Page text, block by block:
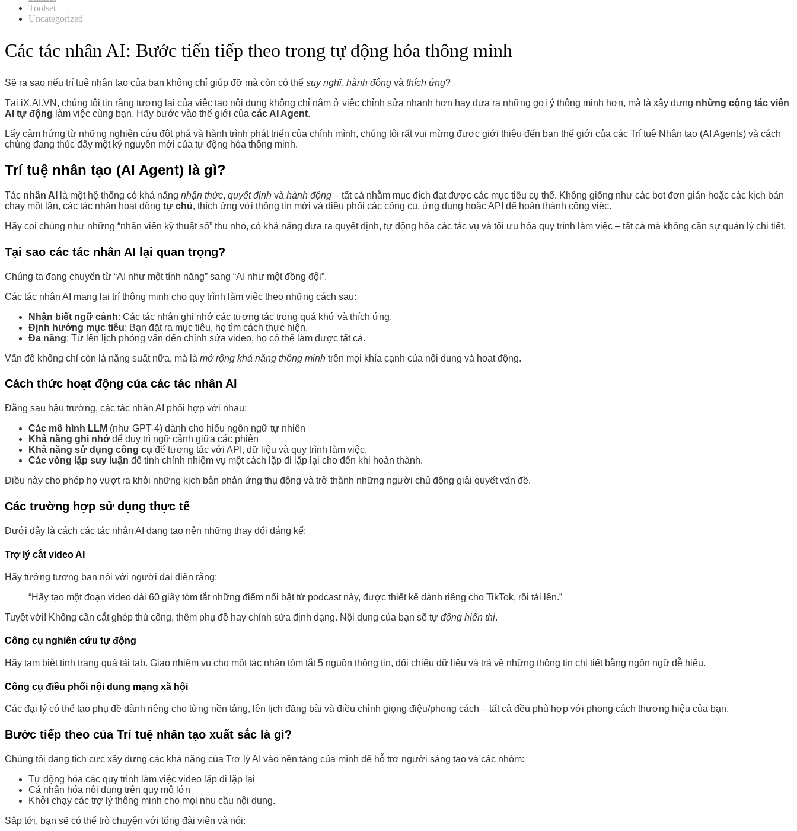
Toolset
Uncategorized
Các tác nhân AI: Bước tiến tiếp theo trong tự động hóa thông minh
Sẽ ra sao nếu trí tuệ nhân tạo của bạn không chỉ giúp đỡ mà còn có thể suy nghĩ, hành động và thích ứng?
Tại iX.AI.VN, chúng tôi tin rằng tương lai của việc tạo nội dung không chỉ nằm ở việc chỉnh sửa nhanh hơn hay đưa ra những gợi ý thông minh hơn, mà là xây dựng những cộng tác viên
AI tự động làm việc cùng bạn. Hãy bước vào thế giới của các AI Agent.
Lấy cảm hứng từ những nghiên cứu đột phá và hành trình phát triển của chính mình, chúng tôi rất vui mừng được giới thiệu đến bạn thế giới của các Trí tuệ Nhân tạo (AI Agents) và cách
chúng đang thúc đẩy một kỷ nguyên mới của tự động hóa thông minh.
Trí tuệ nhân tạo (AI Agent) là gì?
Tác nhân AI là một hệ thống có khả năng nhận thức, quyết định và hành động – tất cả nhằm mục đích đạt được các mục tiêu cụ thể. Không giống như các bot đơn giản hoặc các kịch bản
chạy một lần, các tác nhân hoạt động tự chủ, thích ứng với thông tin mới và điều phối các công cụ, ứng dụng hoặc API để hoàn thành công việc.
Hãy coi chúng như những “nhân viên kỹ thuật số” thu nhỏ, có khả năng đưa ra quyết định, tự động hóa các tác vụ và tối ưu hóa quy trình làm việc – tất cả mà không cần sự quản lý chi tiết.
Tại sao các tác nhân AI lại quan trọng?
Chúng ta đang chuyển từ “AI như một tính năng” sang “AI như một đồng đội”.
Các tác nhân AI mang lại trí thông minh cho quy trình làm việc theo những cách sau:
Nhận biết ngữ cảnh: Các tác nhân ghi nhớ các tương tác trong quá khứ và thích ứng.
Định hướng mục tiêu: Bạn đặt ra mục tiêu, họ tìm cách thực hiện.
Đa năng: Từ lên lịch phỏng vấn đến chỉnh sửa video, họ có thể làm được tất cả.
Vấn đề không chỉ còn là năng suất nữa, mà là mở rộng khả năng thông minh trên mọi khía cạnh của nội dung và hoạt động.
Cách thức hoạt động của các tác nhân AI
Đằng sau hậu trường, các tác nhân AI phối hợp với nhau:
Các mô hình LLM (như GPT-4) dành cho hiểu ngôn ngữ tự nhiên
Khả năng ghi nhớđể duy trì ngữ cảnh giữa các phiên
Khả năng sử dụng công cụ để tương tác với API, dữ liệu và quy trình làm việc.
Các vòng lặp suy luận để tinh chỉnh nhiệm vụ một cách lặp đi lặp lại cho đến khi hoàn thành.
Điều này cho phép họ vượt ra khỏi những kịch bản phản ứng thụ động và trở thành những người chủ động giải quyết vấn đề.
Các trường hợp sử dụng thực tế
Dưới đây là cách các tác nhân AI đang tạo nên những thay đổi đáng kể:
Trợ lý cắt video AI
Hãy tưởng tượng bạn nói với người đại diện rằng:
“Hãy tạo một đoạn video dài 60 giây tóm tắt những điểm nổi bật từ podcast này, được thiết kế dành riêng cho TikTok, rồi tải lên.”
Tuyệt vời! Không cần cắt ghép thủ công, thêm phụ đề hay chỉnh sửa định dạng. Nội dung của bạn sẽ tự động hiển thị.
Công cụ nghiên cứu tự động
Hãy tạm biệt tình trạng quá tải tab. Giao nhiệm vụ cho một tác nhân tóm tắt 5 nguồn thông tin, đối chiếu dữ liệu và trả về những thông tin chi tiết bằng ngôn ngữ dễ hiểu.
Công cụ điều phối nội dung mạng xã hội
Các đại lý có thể tạo phụ đề dành riêng cho từng nền tảng, lên lịch đăng bài và điều chỉnh giọng điệu/phong cách – tất cả đều phù hợp với phong cách thương hiệu của bạn.
Bước tiếp theo của Trí tuệ nhân tạo xuất sắc là gì?
Chúng tôi đang tích cực xây dựng các khả năng của Trợ lý AI vào nền tảng của mình để hỗ trợ người sáng tạo và các nhóm:
Tự động hóa các quy trình làm việc video lặp đi lặp lại
Cá nhân hóa nội dung trên quy mô lớn
Khởi chạy các trợ lý thông minh cho mọi nhu cầu nội dung.
Sắp tới, bạn sẽ có thể trò chuyện với tổng đài viên và nói: